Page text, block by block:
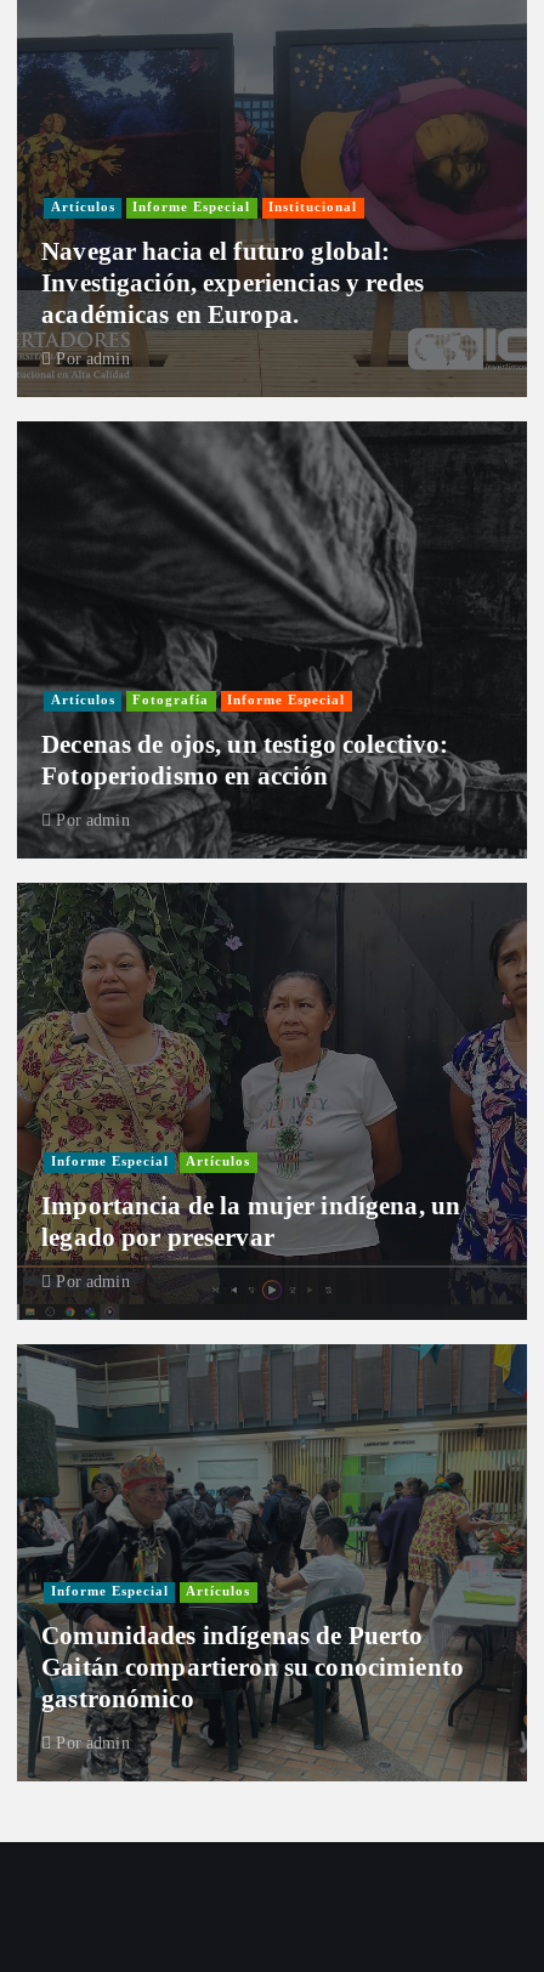
Artículos Informe Especial Institucional
Navegar hacia el futuro global:
Investigación, experiencias y redes
académicas en Europa.
Poradmin
Artículos Fotografía Informe Especial
Decenas de ojos, un testigo colectivo:
Fotoperiodismo en acción
Por admin
Informe Especial Artículos
Importancia de la mujer indígena, un
legado por preservar
Por admin
Informe Especial Artículos
Comunidades indígenas de Puerto
Gaitán compartieron su conocimiento
gastronómico
Por admin